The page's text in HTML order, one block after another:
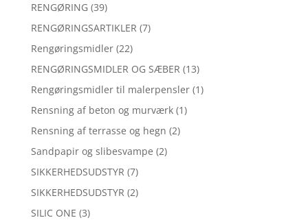
RENGØRING (39)
RENGØRINGSARTIKLER (7)
Rengøringsmidler (22)
RENGØRINGSMIDLER OG SÆBER (13)
Rengøringsmidler til malerpensler (1)
Rensning af beton og murværk (1)
Rensning af terrasse og hegn (2)
Sandpapir og slibesvampe (2)
SIKKERHEDSUDSTYR (7)
SIKKERHEDSUDSTYR (2)
SILIC ONE (3)